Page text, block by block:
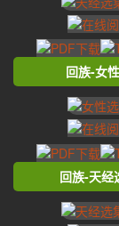
回族-女
回族-天经